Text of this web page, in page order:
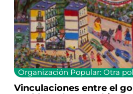
Organización Popular: Otra
Vinculaciones entre el